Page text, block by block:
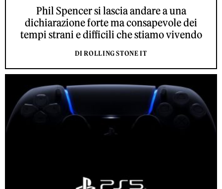
Phil Spencer si lascia andare a una
dichiarazione forte ma consapevole dei
tempi strani e difficili che stiamo vivendo
DI ROLLING STONE IT